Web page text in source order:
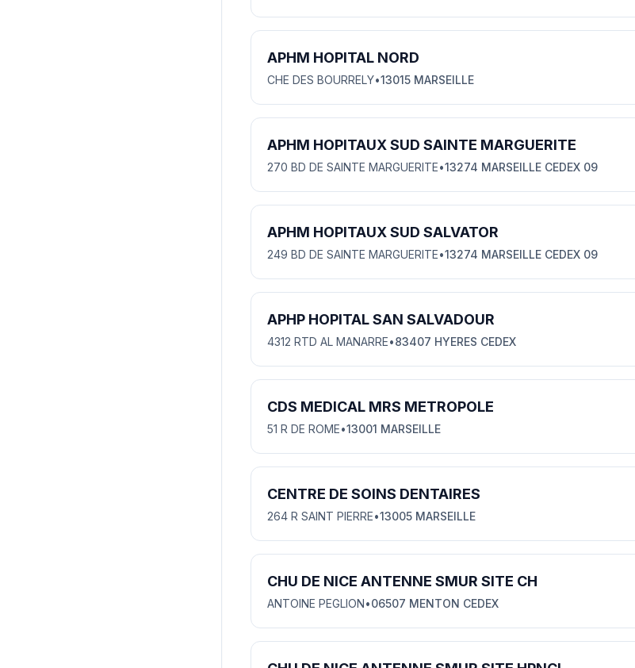
APHM HOPITAL NORD
CHE DES BOURRELY•13015 MARSEILLE
APHM HOPITAUX SUD SAINTE MARGUERITE
270 BD DE SAINTE MARGUERITE•13274 MARSEILLE CEDEX 09
APHM HOPITAUX SUD SALVATOR
249 BD DE SAINTE MARGUERITE•13274 MARSEILLE CEDEX 09
APHP HOPITAL SAN SALVADOUR
4312 RTD AL MANARRE•83407 HYERES CEDEX
CDS MEDICAL MRS METROPOLE
51 R DE ROME•13001 MARSEILLE
CENTRE DE SOINS DENTAIRES
264 R SAINT PIERRE•13005 MARSEILLE
CHU DE NICE ANTENNE SMUR SITE CH
ANTOINE PEGLION•06507 MENTON CEDEX